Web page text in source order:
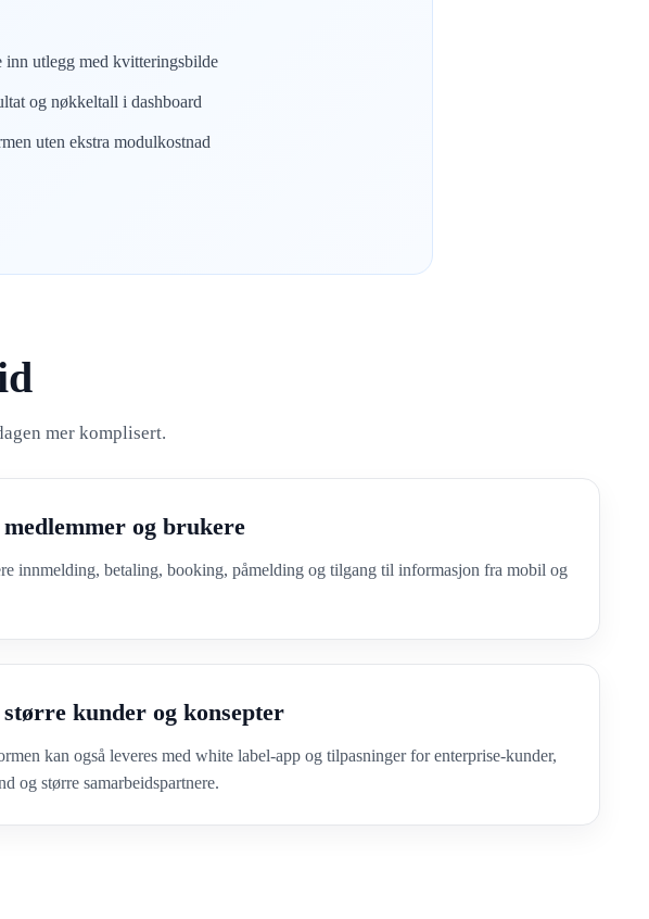
utlegg med kvitteringsbilde
og nøkkeltall i dashboard
uten ekstra modulkostnad
mer komplisert.
og brukere
innmelding, betaling, booking, påmelding og tilgang til informasjon fra mobil og
kunder og konsepter
kan også leveres med white label-app og tilpasninger for enterprise-kunder,
og større samarbeidspartnere.